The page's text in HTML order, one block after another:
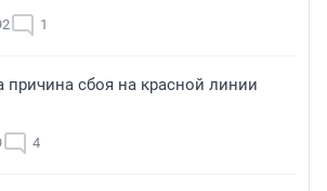
1
причина сбоя на красной линии
4